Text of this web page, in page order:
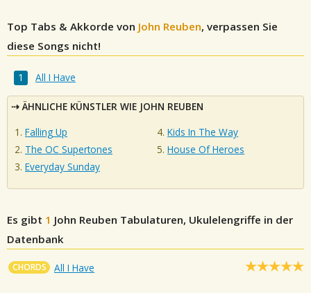
Top Tabs & Akkorde von John Reuben, verpassen Sie
diese Songs nicht!
All I Have
ÄHNLICHE KÜNSTLER WIE JOHN REUBEN
Falling Up
The OC Supertones
Everyday Sunday
Kids In The Way
House Of Heroes
Es gibt 1 John Reuben Tabulaturen, Ukulelengriffe in der
Datenbank
CHORDS All I Have